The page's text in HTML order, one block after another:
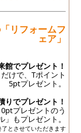
リフォームフ
ェア」
館でプレゼント！
けで、Tポイント
5ptプレゼント。
りでプレゼント！
プレゼントのう
もプレゼント。
とさせていただきます